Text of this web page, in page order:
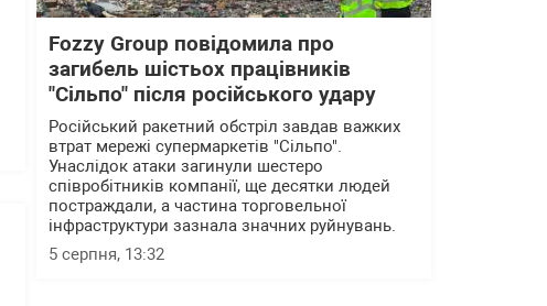
Fozzy Group повідомила про
загибель шістьох працівників
"Сільпо" після російського удару
Російський ракетний обстріл завдав важких
втрат мережі супермаркетів "Сільпо".
Унаслідок атаки загинули шестеро
співробітників компанії, ще десятки людей
постраждали, а частина торговельної
інфраструктури зазнала значних руйнувань.
5 серпня, 13:32